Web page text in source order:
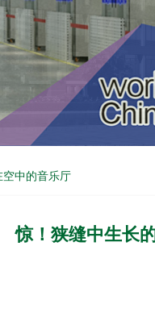
惊！狭缝中生长
中的音乐厅